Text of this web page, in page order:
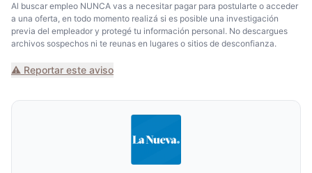
Al buscar empleo NUNCA vas a necesitar pagar para postularte o acceder
a una oferta, en todo momento realizá si es posible una investigación
previa del empleador y protegé tu información personal. No descargues
archivos sospechos ni te reunas en lugares o sitios de desconfianza.
⚠️ Reportar este aviso